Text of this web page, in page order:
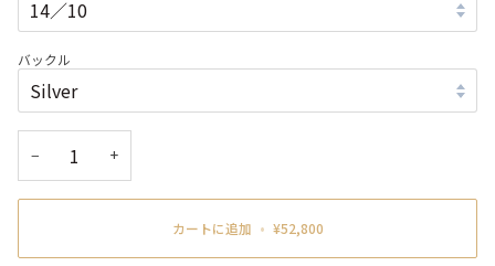
バックル
− +
カートに追加 • ¥52,800